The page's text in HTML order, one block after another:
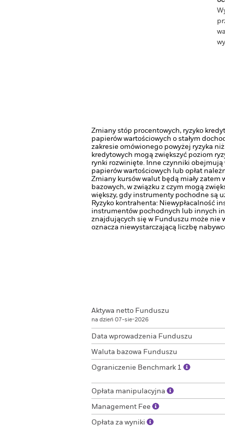
Zmiany stóp procentowych, ryzyko
papierów wartościowych o stałym
zakresie omówionego powyżej ryzyka
kredytowych mogą zwiększyć poziom
rynki rozwinięte. Inne czynniki obejmują
papierów wartościowych lub opłat
Zmiany kursów walut będą miały zatem
bazowych, w związku z czym mogą
większy, gdy instrumenty pochodne są
Ryzyko kontrahenta: Niewypłacalność
instrumentów pochodnych lub innych
znajdujących się w Funduszu może nie
oznacza niewystarczającą liczbę
Aktywa netto Funduszu
na dzień 07-sie-2026
Data wprowadzenia Funduszu
Waluta bazowa Funduszu
Ograniczenie Benchmark 1
Opłata manipulacyjna
Management Fee
Opłata za wyniki